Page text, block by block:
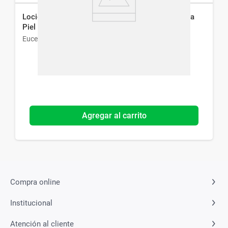
Loción Corporal Eucerin UreaRepair Plus 10% para
Piel Seca x 400 ml
Eucerin
Agregar al carrito
Compra online
Institucional
Atención al cliente